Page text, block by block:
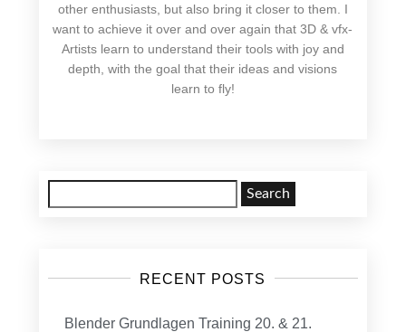
other enthusiasts, but also bring it closer to them. I
want to achieve it over and over again that 3D & vfx-
Artists learn to understand their tools with joy and
depth, with the goal that their ideas and visions
learn to fly!
for:
RECENT POSTS
Blender Grundlagen Training 20. & 21.